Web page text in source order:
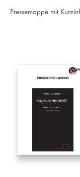
Pressemappe mit